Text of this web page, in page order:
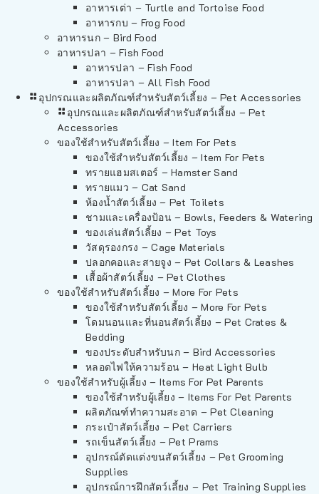
อาหารเต่า – Turtle and Tortoise Food
อาหารกบ – Frog Food
อาหารนก – Bird Food
อาหารปลา – Fish Food
อาหารปลา – Fish Food
อาหารปลา – All Fish Food
อุปกรณและผลิตภัณฑ์สำหรับสัตว์เลี้ยง – Pet Accessories
อุปกรณและผลิตภัณฑ์สำหรับสัตว์เลี้ยง – Pet
Accessories
ของใช้สำหรับสัตว์เลี้ยง – Item For Pets
ของใช้สำหรับสัตว์เลี้ยง – Item For Pets
ทรายแฮมสเตอร์ – Hamster Sand
ทรายแมว – Cat Sand
ห้องน้ำสัตว์เลี้ยง – Pet Toilets
ชามและเครื่องป้อน – Bowls, Feeders & Watering
ของเล่นสัตว์เลี้ยง – Pet Toys
วัสดุรองกรง – Cage Materials
ปลอกคอและสายจูง – Pet Collars & Leashes
เสื้อผ้าสัตว์เลี้ยง – Pet Clothes
ของใช้สำหรับสัตว์เลี้ยง – More For Pets
ของใช้สำหรับสัตว์เลี้ยง – More For Pets
โดมนอนและที่นอนสัตว์เลี้ยง – Pet Crates &
Bedding
ของประดับสำหรับนก – Bird Accessories
หลอดไฟให้ความร้อน – Heat Light Bulb
ของใช้สำหรับผู้เลี้ยง – Items For Pet Parents
ของใช้สำหรับผู้เลี้ยง – Items For Pet Parents
ผลิตภัณฑ์ทำความสะอาด – Pet Cleaning
กระเป๋าสัตว์เลี้ยง – Pet Carriers
รถเข็นสัตว์เลี้ยง – Pet Prams
อุปกรณ์ตัดแต่งขนสัตว์เลี้ยง – Pet Grooming
Supplies
อุปกรณ์การฝึกสัตว์เลี้ยง – Pet Training Supplies